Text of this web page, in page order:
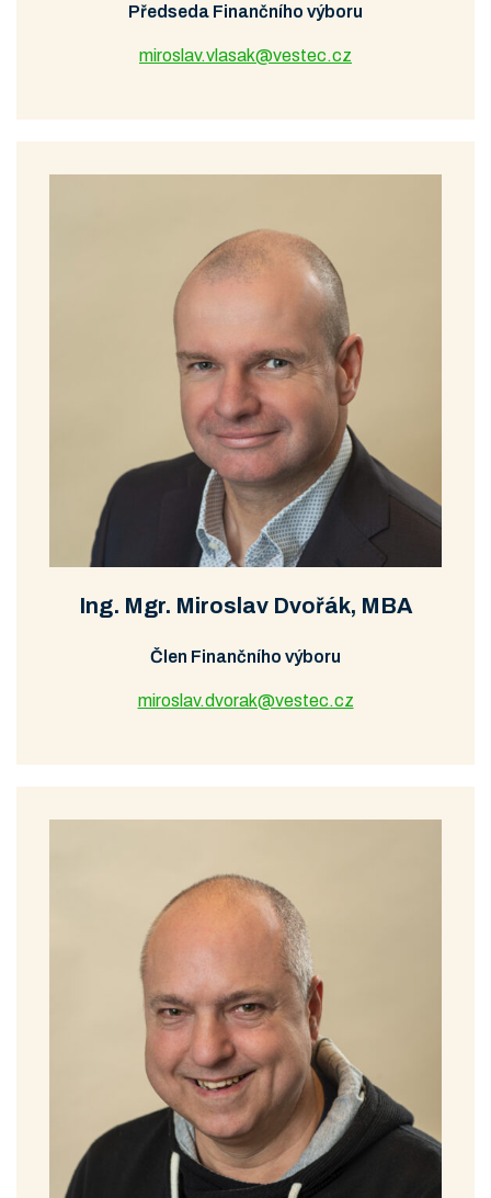
Předseda Finančního výboru
miroslav.vlasak@vestec.cz
Ing. Mgr. Miroslav Dvořák, MBA
Člen Finančního výboru
miroslav.dvorak@vestec.cz